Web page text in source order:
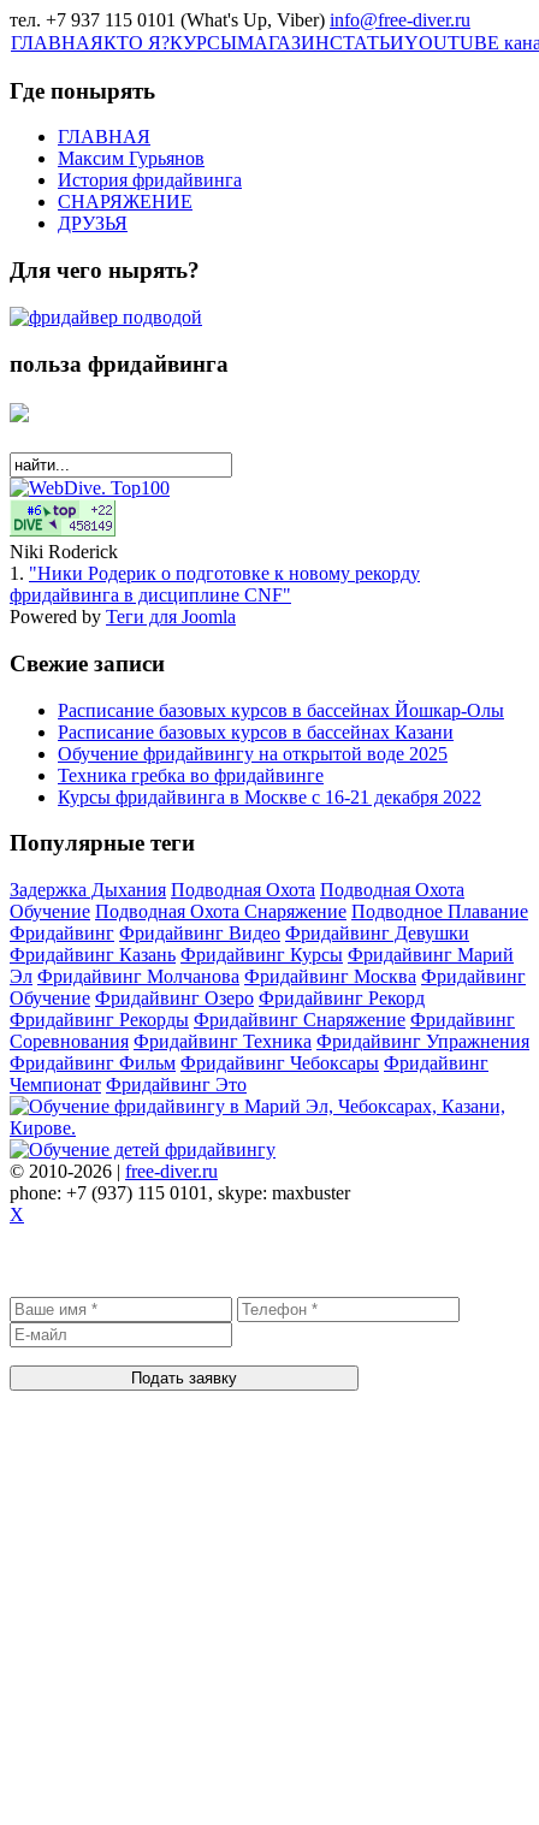
тел. +7 937 115 0101 (What's Up, Viber) info@free-diver.ru
ГЛАВНАЯКТО Я?КУРСЫМАГАЗИНСТАТЬИYOUTUBE
Где понырять
ГЛАВНАЯ
Максим Гурьянов
История фридайвинга
СНАРЯЖЕНИЕ
ДРУЗЬЯ
Для чего нырять?
польза фридайвинга
Niki Roderick
1. "Ники Родерик о подготовке к новому рекорду
фридайвинга в дисциплине CNF"
Powered by Теги для Joomla
Свежие записи
Расписание базовых курсов в бассейнах Йошкар-Олы
Расписание базовых курсов в бассейнах Казани
Обучение фридайвингу на открытой воде 2025
Техника гребка во фридайвинге
Курсы фридайвинга в Москве с 16-21 декабря 2022
Популярные теги
Задержка Дыхания Подводная Охота Подводная Охота
Обучение Подводная Охота Снаряжение Подводное Плавание
Фридайвинг Фридайвинг Видео Фридайвинг Девушки
Фридайвинг Казань Фридайвинг Курсы Фридайвинг Марий
Эл Фридайвинг Молчанова Фридайвинг Москва Фридайвинг
Обучение Фридайвинг Озеро Фридайвинг Рекорд
Фридайвинг Рекорды Фридайвинг Снаряжение Фридайвинг
Соревнования Фридайвинг Техника Фридайвинг Упражнения
Фридайвинг Фильм Фридайвинг Чебоксары Фридайвинг
Чемпионат Фридайвинг Это
© 2010-2026 | free-diver.ru
phone: +7 (937) 115 0101, skype: maxbuster
X